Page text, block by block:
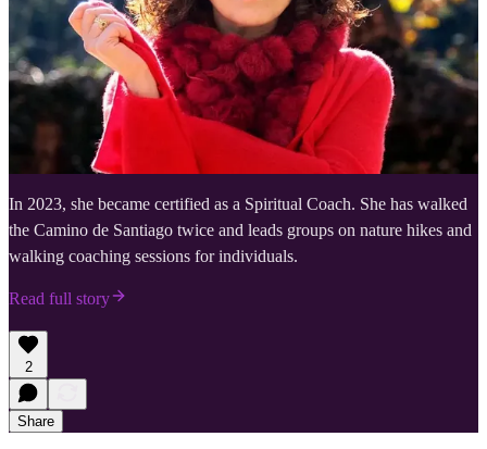
In 2023, she became certified as a Spiritual Coach. She has walked
the Camino de Santiago twice and leads groups on nature hikes and
walking coaching sessions for individuals.
Read full story
2
Share